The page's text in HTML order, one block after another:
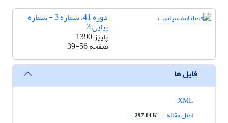
دوره 41، شماره 3 - شماره
پیاپی 3
پاییز 1390
صفحه39-56
فایل ها
اصل مقاله
297.84 K